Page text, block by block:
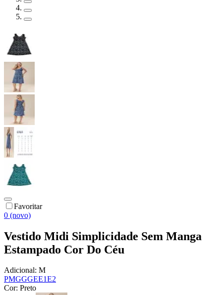
Favoritar
0 (novo)
Vestido Midi Simplicidade Sem Manga
Estampado Cor Do Céu
Adicional: M
PMGGGEE1E2
Cor: Preto